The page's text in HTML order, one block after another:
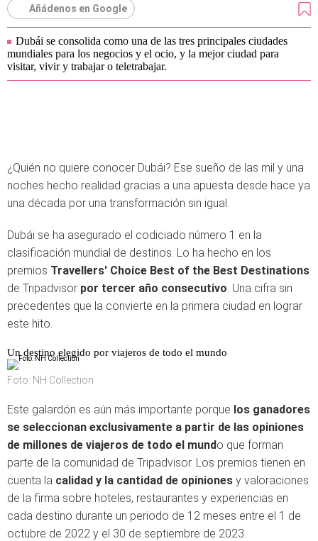
Añádenos en Google
Dubái se consolida como una de las tres principales ciudades
mundiales para los negocios y el ocio, y la mejor ciudad para
visitar, vivir y trabajar o teletrabajar.
¿Quién no quiere conocer Dubái? Ese sueño de las mil y una
noches hecho realidad gracias a una apuesta desde hace ya
una década por una transformación sin igual.
Dubái se ha asegurado el codiciado número 1 en la
clasificación mundial de destinos. Lo ha hecho en los
premios Travellers' Choice Best of the Best Destinations
de Tripadvisor por tercer año consecutivo. Una cifra sin
precedentes que la convierte en la primera ciudad en lograr
este hito.
Un destino elegido por viajeros de todo el mundo
Foto: NH Collection
Este galardón es aún más importante porque los ganadores
se seleccionan exclusivamente a partir de las opiniones
de millones de viajeros de todo el mundo que forman
parte de la comunidad de Tripadvisor. Los premios tienen en
cuenta la calidad y la cantidad de opiniones y valoraciones
de la firma sobre hoteles, restaurantes y experiencias en
cada destino durante un periodo de 12 meses entre el 1 de
octubre de 2022 y el 30 de septiembre de 2023.